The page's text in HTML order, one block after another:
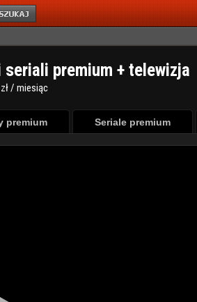
seriali premium + telewizja
/ miesiąc
premium Seriale premium